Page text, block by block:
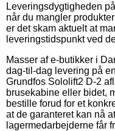
Leveringsdygtigheden
når du mangler
er det skam aktuelt at
leveringstidspunkt ved
Masser af e-butikker i
dag-til-dag levering på
Grundfos Sololift2 D-2
brusekabine eller bidet,
bestille forud for et
at de garanteret kan nå
lagermedarbejderne får